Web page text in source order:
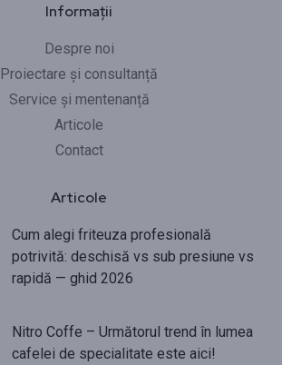
Informații
Despre noi
Proiectare și consultanță
Service și mentenanță
Articole
Contact
Articole
Cum alegi friteuza profesională
potrivită: deschisă vs sub presiune vs
rapidă — ghid 2026
Nitro Coffe – Următorul trend în lumea
cafelei de specialitate este aici!